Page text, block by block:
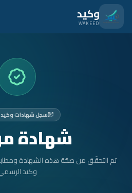
انتقل للمحتوى الرئيسي
وكيد
WAKEED
المتدربون
سجل شهادات
شهادة
تم التحقّق من صحّة هذه الشهادة
وكيد